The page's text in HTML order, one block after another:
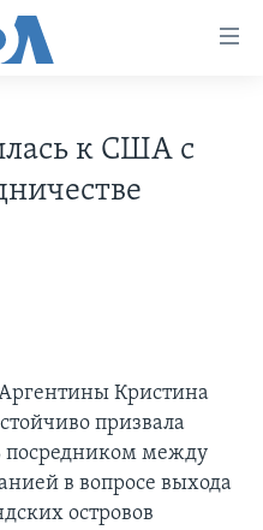
к США с
Кристина
призвала
посредником между
в вопросе выхода
островов